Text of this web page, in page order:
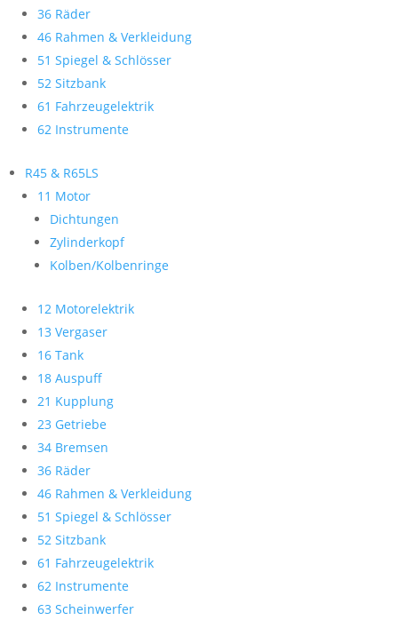
36 Räder
46 Rahmen & Verkleidung
51 Spiegel & Schlösser
52 Sitzbank
61 Fahrzeugelektrik
62 Instrumente
R45 & R65LS
11 Motor
Dichtungen
Zylinderkopf
Kolben/Kolbenringe
12 Motorelektrik
13 Vergaser
16 Tank
18 Auspuff
21 Kupplung
23 Getriebe
34 Bremsen
36 Räder
46 Rahmen & Verkleidung
51 Spiegel & Schlösser
52 Sitzbank
61 Fahrzeugelektrik
62 Instrumente
63 Scheinwerfer